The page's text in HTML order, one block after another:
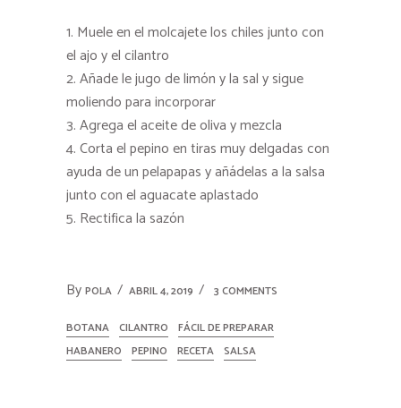
Muele en el molcajete los chiles junto con
el ajo y el cilantro
Añade le jugo de limón y la sal y sigue
moliendo para incorporar
Agrega el aceite de oliva y mezcla
Corta el pepino en tiras muy delgadas con
ayuda de un pelapapas y añádelas a la salsa
junto con el aguacate aplastado
Rectifica la sazón
By POLA ABRIL 4, 2019 3 COMMENTS
BOTANA CILANTRO
FÁCIL DE PREPARAR
HABANERO
PEPINO RECETA SALSA